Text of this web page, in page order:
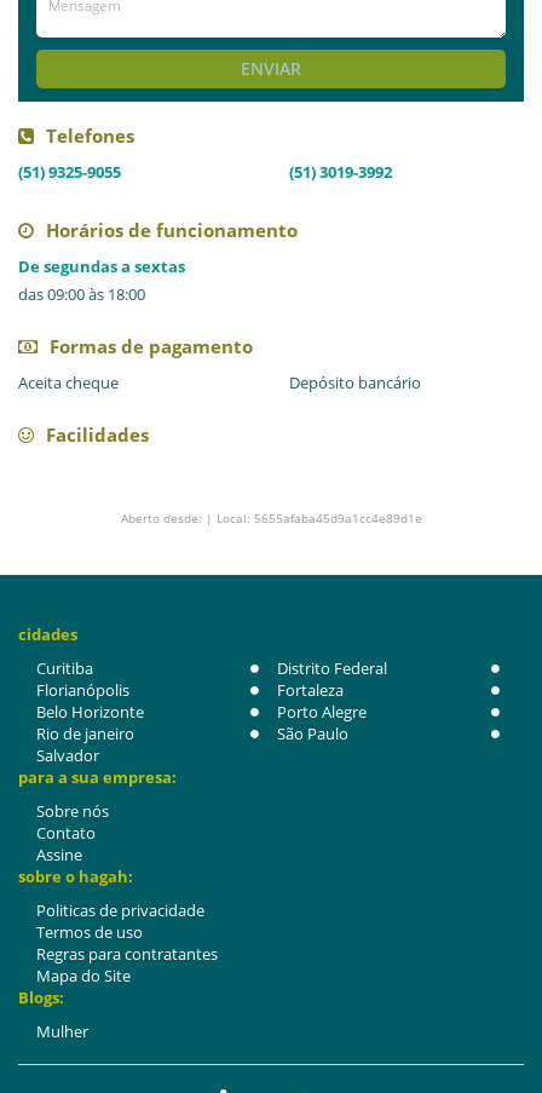
ENVIAR
Telefones
(51) 9325-9055 (51) 3019-3992
Horários de funcionamento
De segundas a sextas
das 09:00 às 18:00
Formas de pagamento
Aceita cheque Depósito bancário
Facilidades
Aberto desde: | Local: 5655afaba45d9a1cc4e89d1e
cidades
Curitiba
Distrito Federal
Florianópolis
Fortaleza
Belo Horizonte
Porto Alegre
Rio de janeiro
São Paulo
Salvador
para a sua empresa:
Sobre nós
Contato
Assine
sobre o hagah:
Politicas de privacidade
Termos de uso
Regras para contratantes
Mapa do Site
Blogs:
Mulher